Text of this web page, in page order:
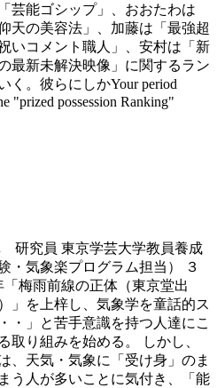
芸能ゴシップ」、おおたわは
天の美容法」、加藤は 「最強超
いコメント職人」、 安村は「新
最新未解決映像」 に関するラン
く。彼らにしかYour period
"prized possession Ranking"
研究員 東京学芸大学教員養成
気象楽プログラム担当） ３
梅雨前線の正体（東京堂出
」を上梓し、気象学を童話的ス
・」と苦手意識を持つ人達にこ
取り組みを始める。 しかし、
、天気・気象に「受け身」のま
う人が多いことに気付き、「能